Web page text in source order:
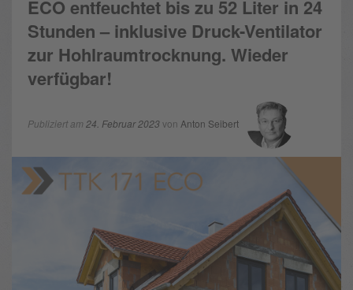
ECO entfeuchtet bis zu 52 Liter in 24
Stunden – inklusive Druck-Ventilator
zur Hohlraumtrocknung. Wieder
verfügbar!
Publiziert am 24. Februar 2023von Anton Seibert